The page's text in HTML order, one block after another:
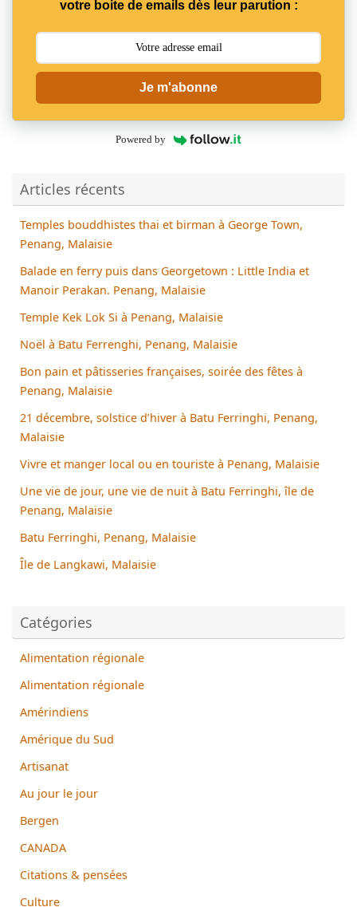
votre boite de emails dès leur parution :
Je m'abonne
Powered by
Articles récents
Temples bouddhistes thai et birman à George Town,
Penang, Malaisie
Balade en ferry puis dans Georgetown : Little India et
Manoir Perakan. Penang, Malaisie
Temple Kek Lok Si à Penang, Malaisie
Noël à Batu Ferrenghi, Penang, Malaisie
Bon pain et pâtisseries françaises, soirée des fêtes à
Penang, Malaisie
21 décembre, solstice d’hiver à Batu Ferringhi, Penang,
Malaisie
Vivre et manger local ou en touriste à Penang, Malaisie
Une vie de jour, une vie de nuit à Batu Ferringhi, île de
Penang, Malaisie
Batu Ferringhi, Penang, Malaisie
Île de Langkawi, Malaisie
Catégories
Alimentation régionale
Alimentation régionale
Amérindiens
Amérique du Sud
Artisanat
Au jour le jour
Bergen
CANADA
Citations & pensées
Culture